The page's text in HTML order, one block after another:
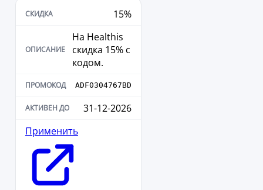
15%
На Healthis
скидка 15% с
кодом.
ADF0304767BD
31-12-2026
Применить